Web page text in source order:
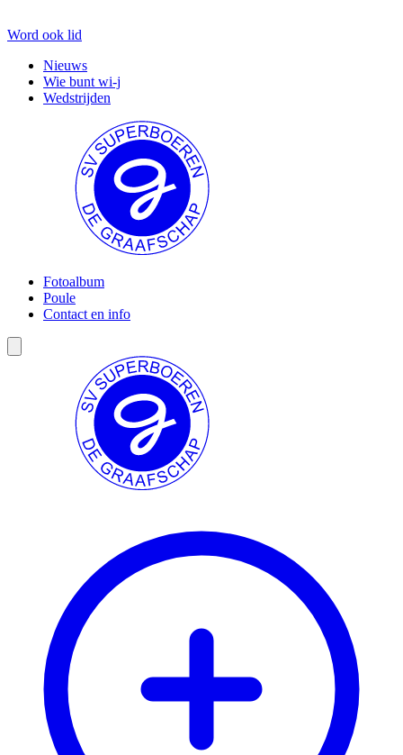
Word ook lid
Nieuws
Wie bunt wi-j
Wedstrijden
Fotoalbum
Poule
Contact en info